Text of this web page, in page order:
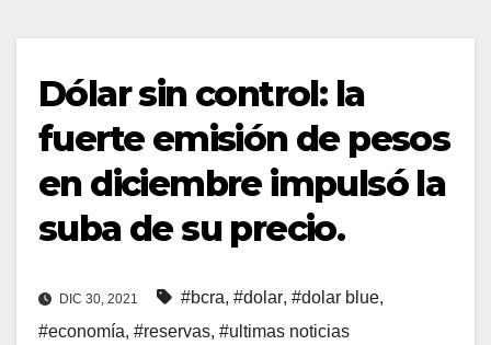
Dólar sin control: la
fuerte emisión de pesos
en diciembre impulsó la
suba de su precio.
DIC 30, 2021 #bcra, #dolar, #dolar blue,
#economía, #reservas, #ultimas noticias